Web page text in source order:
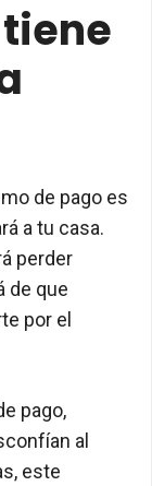
de pago es
a tu casa.
perder
de que
por el
pago,
al
este